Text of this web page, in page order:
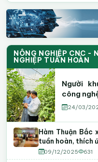
NÔNG NGHIỆP CNC -
NGHIỆP TUẦN HOÀN
Người
công
24/03/
Hàm Thuận Bắc
tuần hoàn, thích
09/12/2025 631